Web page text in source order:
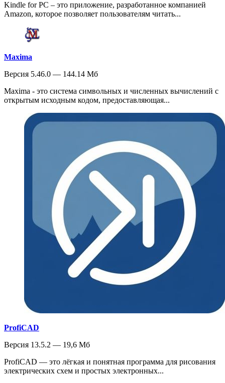
Kindle for PC – это приложение, разработанное компанией
Amazon, которое позволяет пользователям читать...
Maxima
Версия 5.46.0 — 144.14 Мб
Maxima - это система символьных и численных вычислений с
открытым исходным кодом, предоставляющая...
ProfiCAD
Версия 13.5.2 — 19,6 Мб
ProfiCAD — это лёгкая и понятная программа для рисования
электрических схем и простых электронных...